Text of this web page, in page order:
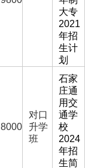
大专
2021
年招
生计
划
8000
对口
升学
班
石家
庄通
用交
通学
校
2024
年招
生简